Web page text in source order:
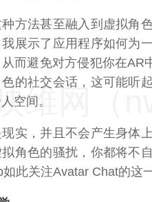
方法甚至融入到虚拟角
展示了应用程序如何为
而避免对方侵犯你在AR
的社交会话，这可能听
空间。
实，并且不会产生身体
角色的骚扰，你都将不
此关注Avatar Chat的这
维网（